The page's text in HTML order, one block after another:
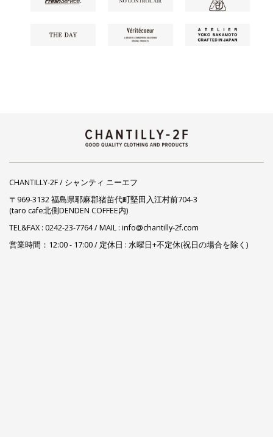
CHANTILLY-2F / シャンティ ニーエフ
〒969-3132 福島県耶麻郡猪苗代町堅田入江村前704-3
(taro cafe北側DENDEN COFFEE内)
TEL&FAX : 0242-23-7764/ MAIL : info@chantilly-2f.com
営業時間：12:00 - 17:00 / 定休日 : 水曜日+不定休(祝日の場合を除く)